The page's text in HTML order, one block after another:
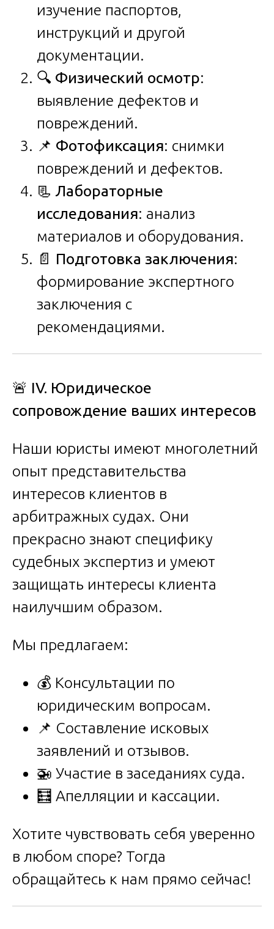
изучение паспортов,
инструкций и другой
документации.
🔍 Физический осмотр:
выявление дефектов и
повреждений.
📌 Фотофиксация: снимки
повреждений и дефектов.
📃Лабораторные
исследования: анализ
материалов и оборудования.
📄 Подготовка заключения:
формирование экспертного
заключения с
рекомендациями.
🚨 IV. Юридическое
сопровождение ваших интересов
Наши юристы имеют многолетний
опыт представительства
интересов клиентов в
арбитражных судах. Они
прекрасно знают специфику
судебных экспертиз и умеют
защищать интересы клиента
наилучшим образом.
Мы предлагаем:
💰 Консультации по
юридическим вопросам.
📌 Составление исковых
заявлений и отзывов.
🚁 Участие в заседаниях суда.
🧮 Апелляции и кассации.
Хотите чувствовать себя уверенно
в любом споре? Тогда
обращайтесь к нам прямо сейчас!